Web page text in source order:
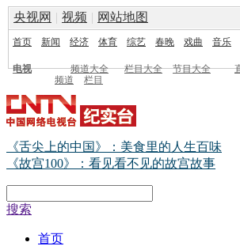
央视网 | 视频 | 网站地图
首页 新闻 经济 体育 综艺 春晚 戏曲 音乐
电视 频道大全 栏目大全 节目大全
频道
栏目
《舌尖上的中国》：美食里的人生百味
《故宫100》：看见看不见的故宫故事
搜索
首页